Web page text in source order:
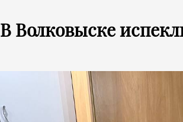
В Волковыске